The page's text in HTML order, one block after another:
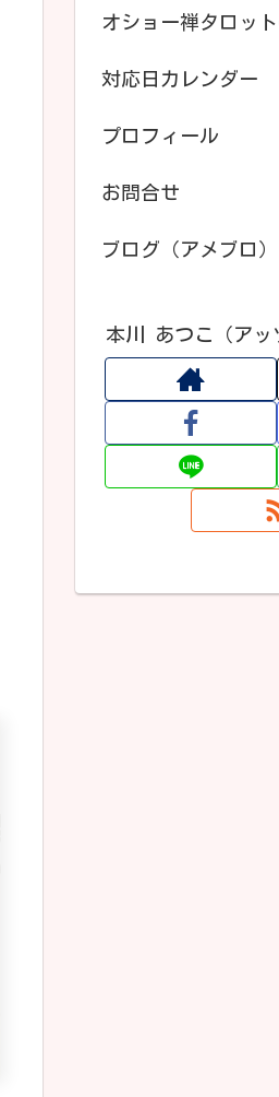
オショー禅タロッ
対応日カレンダー
プロフィール
お問合せ
ブログ（アメブロ）
本川 あつこ（アッ